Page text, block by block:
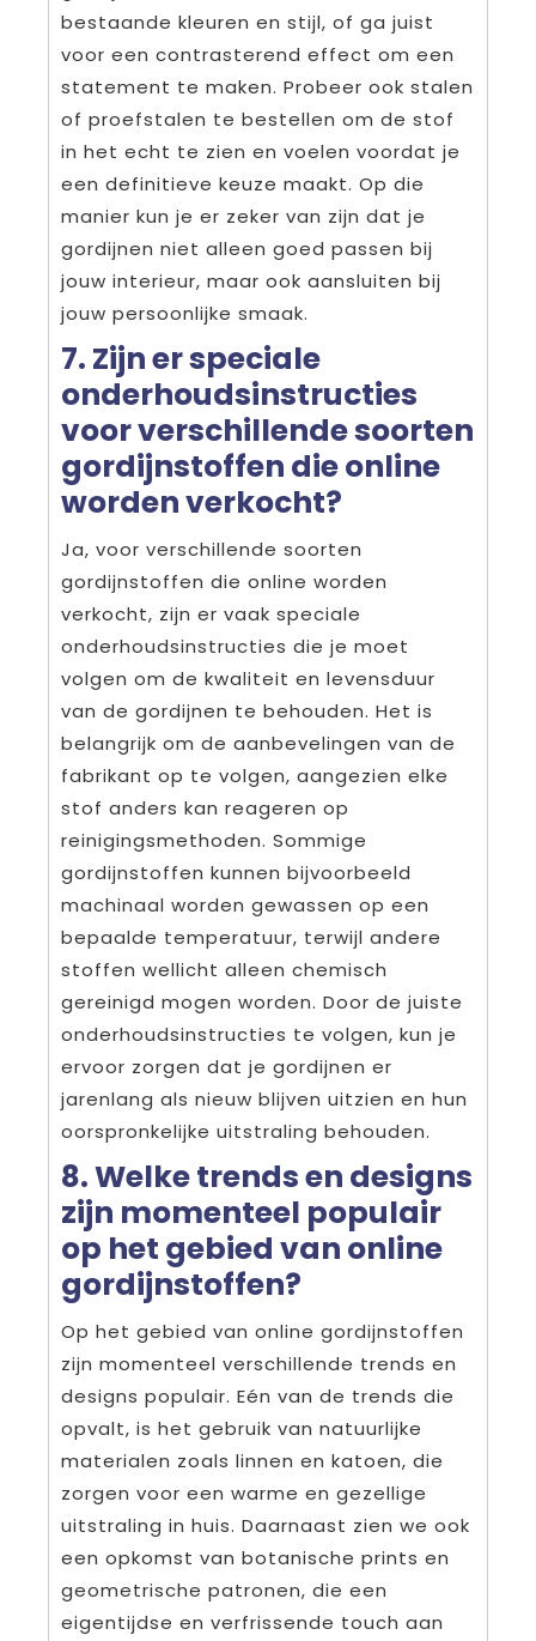
bestaande kleuren en stijl, of ga juist
voor een contrasterend effect om een
statement te maken. Probeer ook stalen
of proefstalen te bestellen om de stof
in het echt te zien en voelen voordat je
een definitieve keuze maakt. Op die
manier kun je er zeker van zijn dat je
gordijnen niet alleen goed passen bij
jouw interieur, maar ook aansluiten bij
jouw persoonlijke smaak.
7. Zijn er speciale
onderhoudsinstructies
voor verschillende soorten
gordijnstoffen die online
worden verkocht?
Ja, voor verschillende soorten
gordijnstoffen die online worden
verkocht, zijn er vaak speciale
onderhoudsinstructies die je moet
volgen om de kwaliteit en levensduur
van de gordijnen te behouden. Het is
belangrijk om de aanbevelingen van de
fabrikant op te volgen, aangezien elke
stof anders kan reageren op
reinigingsmethoden. Sommige
gordijnstoffen kunnen bijvoorbeeld
machinaal worden gewassen op een
bepaalde temperatuur, terwijl andere
stoffen wellicht alleen chemisch
gereinigd mogen worden. Door de juiste
onderhoudsinstructies te volgen, kun je
ervoor zorgen dat je gordijnen er
jarenlang als nieuw blijven uitzien en hun
oorspronkelijke uitstraling behouden.
8. Welke trends en designs
zijn momenteel populair
op het gebied van online
gordijnstoffen?
Op het gebied van online gordijnstoffen
zijn momenteel verschillende trends en
designs populair. Eén van de trends die
opvalt, is het gebruik van natuurlijke
materialen zoals linnen en katoen, die
zorgen voor een warme en gezellige
uitstraling in huis. Daarnaast zien we ook
een opkomst van botanische prints en
geometrische patronen, die een
eigentijdse en verfrissende touch aan